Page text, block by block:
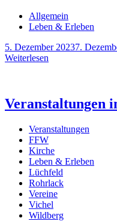
Allgemein
Leben & Erleben
5. Dezember 20237.
Weiterlesen
Veranstaltungen
Veranstaltungen
FFW
Kirche
Leben & Erleben
Lüchfeld
Rohrlack
Vereine
Vichel
Wildberg